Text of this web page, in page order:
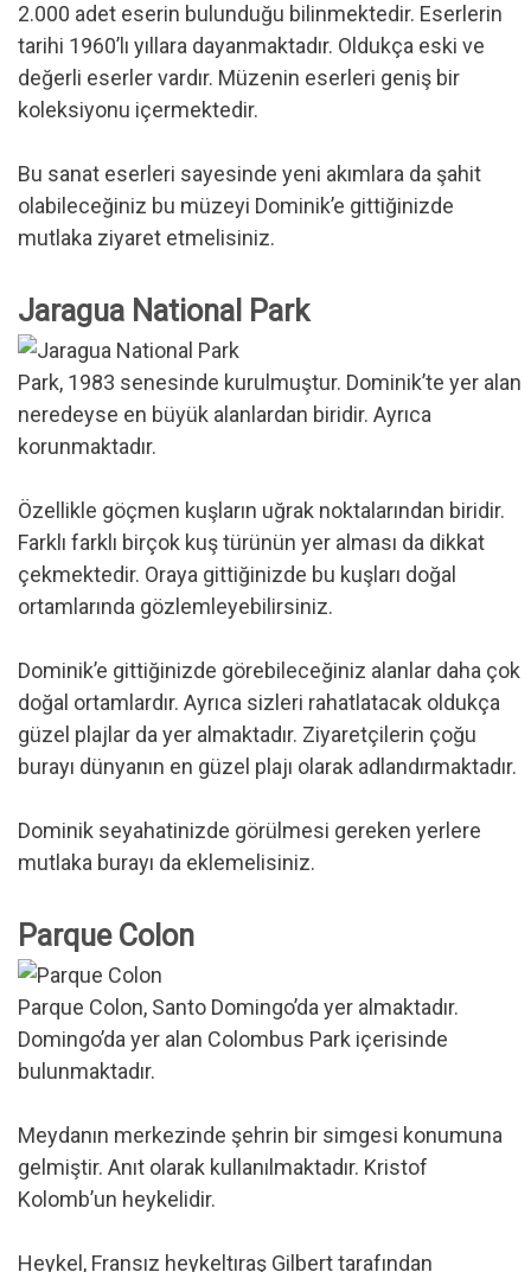
2.000 adet eserin bulunduğu bilinmektedir. Eserlerin
tarihi 1960’lı yıllara dayanmaktadır. Oldukça eski ve
değerli eserler vardır. Müzenin eserleri geniş bir
koleksiyonu içermektedir.
Bu sanat eserleri sayesinde yeni akımlara da şahit
olabileceğiniz bu müzeyi Dominik’e gittiğinizde
mutlaka ziyaret etmelisiniz.
Jaragua National Park
Park, 1983 senesinde kurulmuştur. Dominik’te yer alan
neredeyse en büyük alanlardan biridir. Ayrıca
korunmaktadır.
Özellikle göçmen kuşların uğrak noktalarından biridir.
Farklı farklı birçok kuş türünün yer alması da dikkat
çekmektedir. Oraya gittiğinizde bu kuşları doğal
ortamlarında gözlemleyebilirsiniz.
Dominik’e gittiğinizde görebileceğiniz alanlar daha çok
doğal ortamlardır. Ayrıca sizleri rahatlatacak oldukça
güzel plajlar da yer almaktadır. Ziyaretçilerin çoğu
burayı dünyanın en güzel plajı olarak adlandırmaktadır.
Dominik seyahatinizde görülmesi gereken yerlere
mutlaka burayı da eklemelisiniz.
Parque Colon
Parque Colon, Santo Domingo’da yer almaktadır.
Domingo’da yer alan Colombus Park içerisinde
bulunmaktadır.
Meydanın merkezinde şehrin bir simgesi konumuna
gelmiştir. Anıt olarak kullanılmaktadır. Kristof
Kolomb’un heykelidir.
Heykel, Fransız heykeltıraş Gilbert tarafından